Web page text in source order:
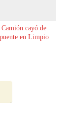
Camión cayó de
puente en Limpio